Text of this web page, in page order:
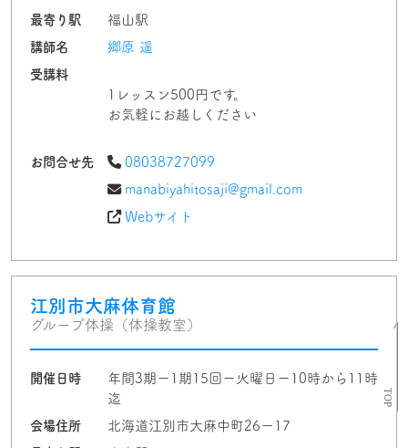
最寄り駅
福山駅
講師名
郷原 遥
受講料
1レッスン500円です。
お気軽にお越しください
お問合せ先
08038727099
manabiyahitosaji@gmail.com
Webサイト
江別市大麻体育館
グループ体操（体操教室）
開催日時
年間3期ー1期15回ー火曜日ー10時から11時
迄
会場住所
北海道江別市大麻中町26ー17